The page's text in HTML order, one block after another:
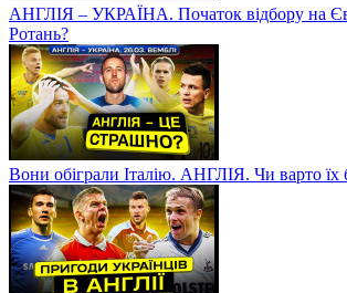
АНГЛІЯ – УКРАЇНА. Початок відбору на
Ротань?
Вони обіграли Італію. АНГЛІЯ. Чи варто їх